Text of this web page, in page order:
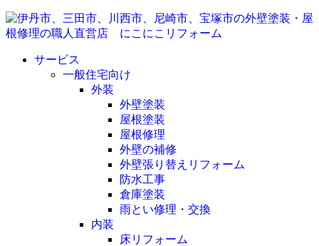
サービス
一般住宅向け
外装
外壁塗装
屋根塗装
屋根修理
外壁の補修
外壁張り替えリフォーム
防水工事
倉庫塗装
雨とい修理・交換
内装
床リフォーム